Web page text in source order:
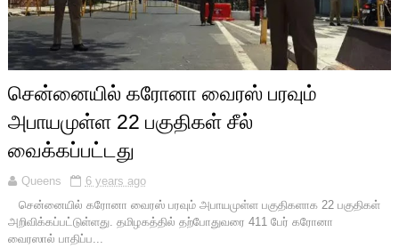
சென்னையில் கரோனா வைரஸ் பரவும்
அபாயமுள்ள 22 பகுதிகள் சீல்
வைக்கப்பட்டது
Queens
6 years ago
சென்னையில் கரோனா வைரஸ் பரவும் அபாயமுள்ள பகுதிகளாக 22 பகுதிகள்
அறிவிக்கப்பட்டுள்ளது. தமிழகத்தில் தற்போதுவரை 411 பேர் கரோனா
வைரஸால் பாதிப்ப...